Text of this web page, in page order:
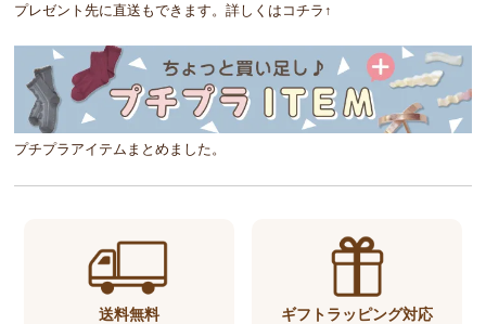
プレゼント先に直送もできます。詳しくはコチラ↑
プチプラアイテムまとめました。
送料無料 ギフトラッピング対応